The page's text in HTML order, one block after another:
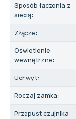
Sposób łączenia z
siecią:
Złącze:
Oświetlenie
wewnętrzne:
Uchwyt:
Rodzaj zamka:
Przepust czujnika: